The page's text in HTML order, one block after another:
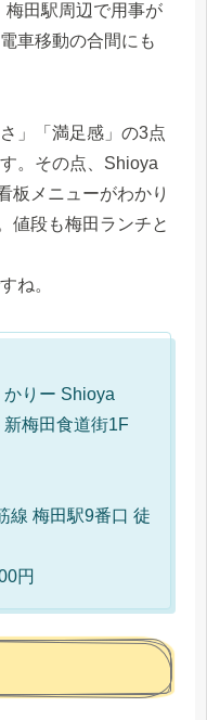
梅田駅周辺で用事が
車移動の合間にも
」「満足感」の3点
。その点、Shioya
板メニューがわかり
値段も梅田ランチと
ね。
りー Shioya
梅田食道街1F
線 梅田駅9番口 徒
円